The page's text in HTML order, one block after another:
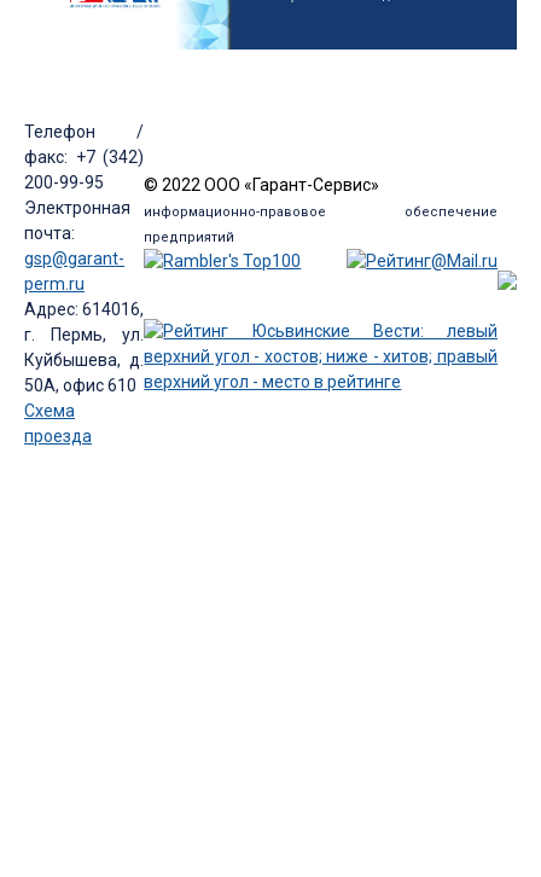
Телефон /
факс: +7 (342)
200-99-95
Электронная
почта:
gsp@garant-
perm.ru
Адрес: 614016,
г. Пермь, ул.
Куйбышева, д.
50А, офис 610
Схема
проезда
© 2022 ООО «Гарант-Сервис»
информационно-правовое обеспечение
предприятий